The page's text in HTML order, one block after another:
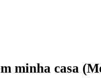
minha casa